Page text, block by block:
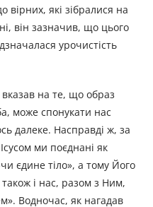
вірних, які зібралися на
він зазначив, що цього
урочистість
на те, що образ
може спонукати нас
далеке. Насправді ж, за
ми поєднані як
єдине тіло», а тому Його
і нас, разом з Ним,
Водночас, як нагадав